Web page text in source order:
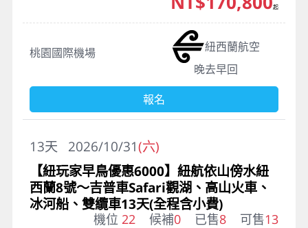
桃園國際機場
紐西蘭航空
晚去早回
起
報名
2026/10/31(六)
13天
【紐玩家早鳥優惠6000】紐航依山傍水紐
西蘭8號～吉普車Safari觀湖、高山火車、
冰河船、雙纜車13天(全程含小費)
機位 22 候補0 已售8 可售13